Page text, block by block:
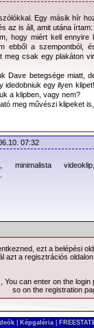
Egy másik hír
az is áll, amit utána írtam:
hogy miért kell ennyire
ebből a szempontból,
meg csak egy plakáton
Dave betegsége miatt,
idedobniuk egy ilyen
a klipben, vagy nem?
meg művészi klipeket
07:32
minimalista videoklip,
ezt a belépési
azt a regisztrációs
You can enter on the login
so on the registration
Képgaléria